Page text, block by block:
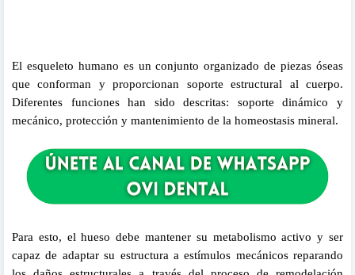
El esqueleto humano es un conjunto organizado de piezas óseas
que conforman y proporcionan soporte estructural al cuerpo.
Diferentes funciones han sido descritas: soporte dinámico y
mecánico, protección y mantenimiento de la homeostasis mineral.
Para esto, el hueso debe mantener su metabolismo activo y ser
capaz de adaptar su estructura a estímulos mecánicos reparando